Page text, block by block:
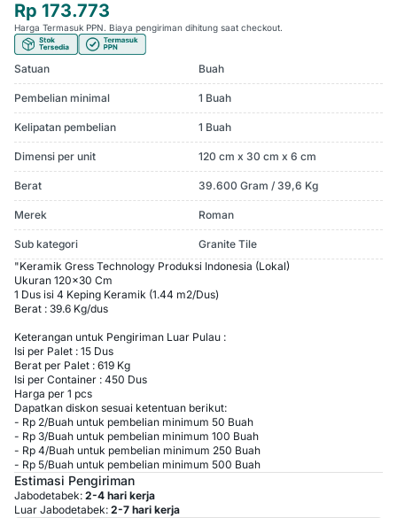
Rp 173.773
Harga Termasuk PPN. Biaya pengiriman dihitung saat checkout.
Satuan Buah
Pembelian minimal 1 Buah
Kelipatan pembelian 1 Buah
Dimensi per unit 120 cm x 30 cm x 6 cm
Berat 39.600 Gram / 39,6 Kg
Merek Roman
Sub kategori
Granite Tile
"Keramik Gress Technology Produksi Indonesia (Lokal)
Ukuran 120x30 Cm
1 Dus isi 4 Keping Keramik (1.44 m2/Dus)
Berat : 39.6 Kg/dus
Keterangan untuk Pengiriman Luar Pulau :
Isi per Palet : 15 Dus
Berat per Palet : 619 Kg
Isi per Container : 450 Dus
Harga per 1 pcs
Dapatkan diskon sesuai ketentuan berikut:
- Rp 2/Buah untuk pembelian minimum 50 Buah
- Rp 3/Buah untuk pembelian minimum 100 Buah
- Rp 4/Buah untuk pembelian minimum 250 Buah
- Rp 5/Buah untuk pembelian minimum 500 Buah
Estimasi Pengiriman
Jabodetabek: 2-4 hari kerja
Luar Jabodetabek: 2-7 hari kerja